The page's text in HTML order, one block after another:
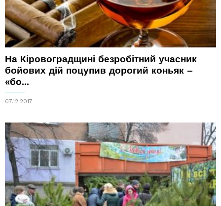
На Кіровоградщині безробітний учасник
бойових дій поцупив дорогий коньяк –
«бо...
07.12.2017